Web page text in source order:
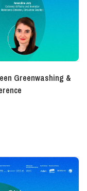
Greenwashing &